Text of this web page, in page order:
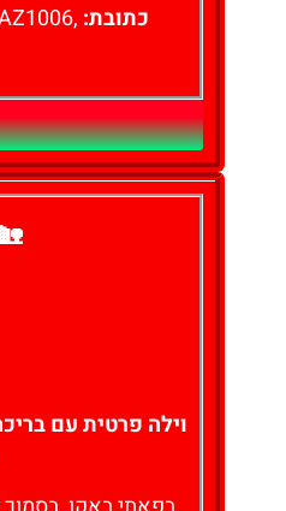
כתובת:
וילה פרטית עם